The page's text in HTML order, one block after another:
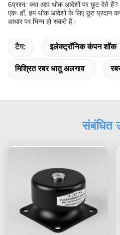
6प्रश्न: क्या आप थोक आदेशों पर छूट देते हैं?
एकः हाँ, हम थोक आदेशों के लिए छूट प्रदान
आधार पर भिन्न हो सकते हैं।
टैग: इलेक्ट्रॉनिक कंपन शॉक
मिश्रित रबर धातु अलगाव
संबंधित